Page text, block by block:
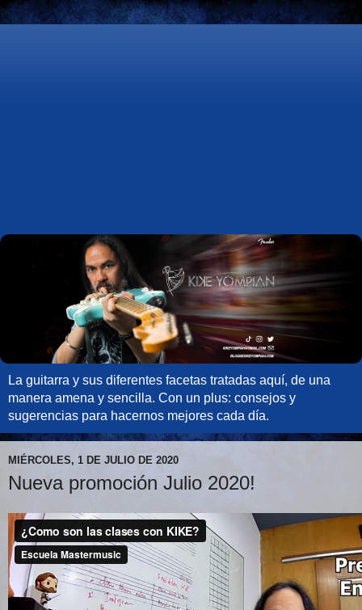
La guitarra y sus diferentes facetas tratadas aquí, de una
manera amena y sencilla. Con un plus: consejos y
sugerencias para hacernos mejores cada día.
MIÉRCOLES, 1 DE JULIO DE 2020
Nueva promoción Julio 2020!